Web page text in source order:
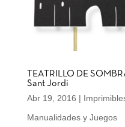
TEATRILLO DE
Sant Jordi
Abr 19, 2016 |
Manualidades y Juegos